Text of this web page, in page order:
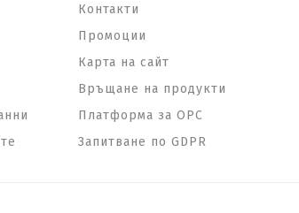
Контакти
Промоции
Карта на сайт
Връщане на продукти
Платформа за ОРС
Запитване по GDPR